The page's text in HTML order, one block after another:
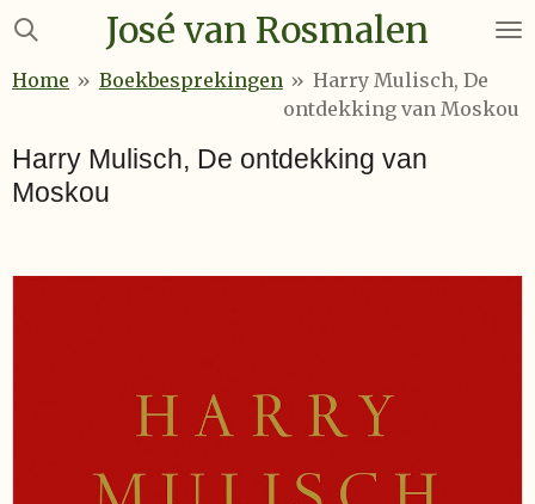
Ga
naar
José van Rosmalen
Home » Boekbesprekingen » Harry Mulisch, De
ontdekking van Moskou
Harry Mulisch, De ontdekking van
Moskou